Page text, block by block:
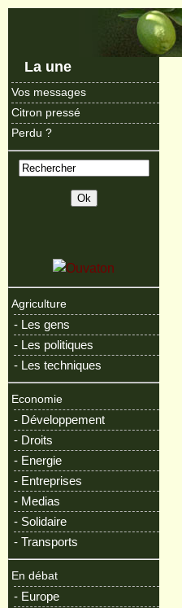
La une
Vos messages
Citron pressé
Perdu ?
Agriculture
- Les gens
- Les politiques
- Les techniques
Economie
- Développement
- Droits
- Energie
- Entreprises
- Medias
- Solidaire
- Transports
En débat
- Europe